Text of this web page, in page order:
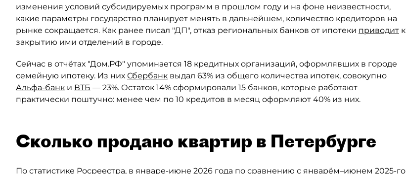
изменения условий субсидируемых программ в прошлом году и на фоне неизвестности,
какие параметры государство планирует менять в дальнейшем, количество кредиторов на
рынке сокращается. Как ранее писал "ДП", отказ региональных банков от ипотеки приводит к
закрытию ими отделений в городе.
Сейчас в отчётах "Дом.РФ" упоминается 18 кредитных организаций, оформлявших в городе
семейную ипотеку. Из них Сбербанк выдал 63% из общего количества ипотек, совокупно
Альфа-банк и ВТБ — 23%. Остаток 14% сформировали 15 банков, которые работают
практически поштучно: менее чем по 10 кредитов в месяц оформляют 40% из них.
Сколько продано квартир в Петербурге
По статистике Росреестра, в январе-июне 2026 года по сравнению с январём–июнем 2025-го